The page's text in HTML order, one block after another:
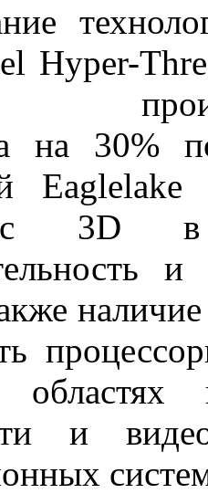
Hyper-
на 30%
с 3D в
и